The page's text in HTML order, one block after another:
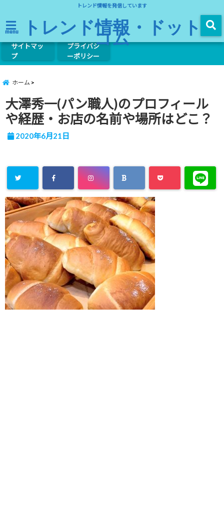
トレンド情報を発信しています
menu トレンド情報・ドット
コム
サイトマッ
プ
プライバシ
ーポリシー
ホーム
大澤秀一(パン職人)のプロフィール
や経歴・お店の名前や場所はどこ？
2020年6月21日